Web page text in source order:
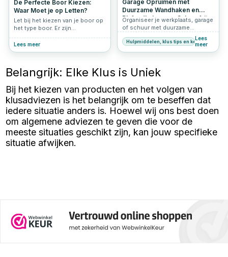
bedankje, deze sets zijn het
ideale cadeau voor klussers.
De Perfecte Boor Kiezen:
Waar Moet je op Letten?
Let bij het kiezen van je boor op
het type boor. Er zijn
zoals spiraalboren, speedboren,
betonboren, houtboren, etc.
Lees meer
Garage Opruimen met
Duurzame Wandhaken en
Plafondhaken van Schroef-it
Organiseer je werkplaats, garage
of schuur met duurzame
wandhaken en plafondhaken van
Schroef-it. Ideaal voor het
opruimen en ophangen van
Ophangsystemen of haken
werkruimte? Ontdek onze
oplossingen
Hulpmiddelen, klus tips en keuzehulp
Lees
meer
Belangrijk: Elke Klus is Uniek
Bij het kiezen van producten en het volgen van
klusadviezen is het belangrijk om te beseffen dat
iedere situatie anders is. Hoewel wij ons best doen
om algemene adviezen te geven die voor de
meeste situaties geschikt zijn, kan jouw specifieke
situatie afwijken.